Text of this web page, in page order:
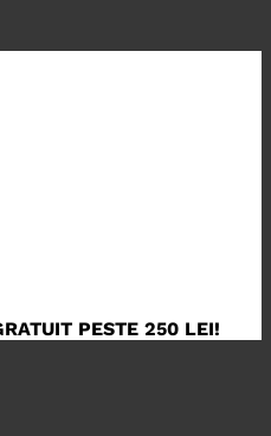
PESTE 250 LEI!